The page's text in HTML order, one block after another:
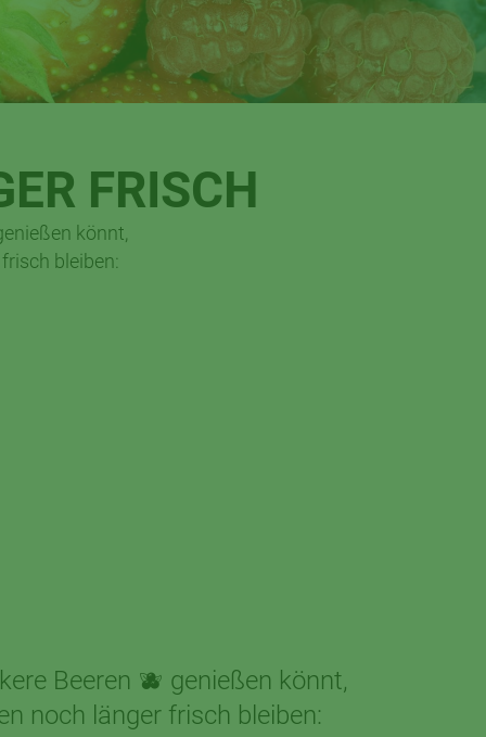
FRISCH
könnt,
bleiben:
Beeren 🫐 genießen könnt,
noch länger frisch bleiben: